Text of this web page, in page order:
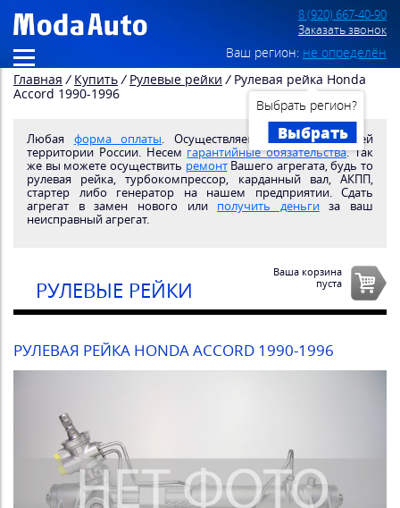
8 (920) 667-40-90
Заказать звонок
Ваш регион: не определён
Выбрать регион?
Выбрать
Главная / Купить / Рулевые рейки / Рулевая рейка Honda
Accord 1990-1996
Любая форма оплаты. Осуществляем доставкупо всей
территории России. Несем гарантийные обязательства. Так
же вы можете осуществить ремонтВашего агрегата, будь то
рулевая рейка, турбокомпрессор, карданный вал, АКПП,
стартер либо генератор на нашем предприятии. Сдать
агрегат в замен нового или получить деньгиза ваш
неисправный агрегат.
РУЛЕВЫЕ РЕЙКИ
Ваша корзина
пуста
РУЛЕВАЯ РЕЙКА HONDA ACCORD 1990-1996